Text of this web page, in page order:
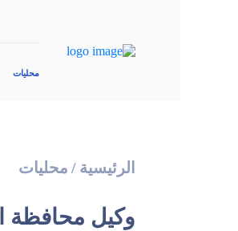
محليات
الرئيسية / محليات
وكيل محافظة